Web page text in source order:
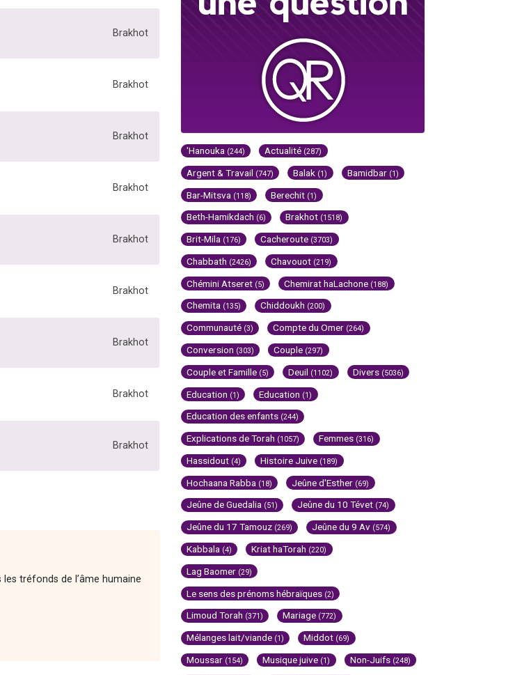
Brakhot
Brakhot
Brakhot
Brakhot
Brakhot
Brakhot
Brakhot
Brakhot
Brakhot
les tréfonds de l’âme humaine
'Hanouka (244) Actualité (287)
Argent & Travail (747) Balak (1) Bamidbar (1)
Bar-Mitsva (118) Berechit (1)
Beth-Hamikdach (6) Brakhot (1518)
Brit-Mila (176) Cacheroute (3703)
Chabbath (2426) Chavouot (219)
Chémini Atseret (5) Chemirat haLachone (188)
Chemita (135) Chiddoukh (200)
Communauté (3) Compte du Omer (264)
Conversion (303) Couple (297)
Couple et Famille (5) Deuil (1102) Divers (5036)
Education (1) Education (1)
Education des enfants (244)
Explications de Torah (1057) Femmes (316)
Hassidout (4) Histoire Juive (189)
Hochaana Rabba (18) Jeûne d'Esther (69)
Jeûne de Guedalia (51) Jeûne du 10 Tévet (74)
Jeûne du 17 Tamouz (269) Jeûne du 9 Av (574)
Kabbala (4) Kriat haTorah (220)
Lag Baomer (29)
Le sens des prénoms hébraïques (2)
Limoud Torah (371) Mariage (772)
Mélanges lait/viande (1) Middot (69)
Moussar (154) Musique juive (1) Non-Juifs (248)